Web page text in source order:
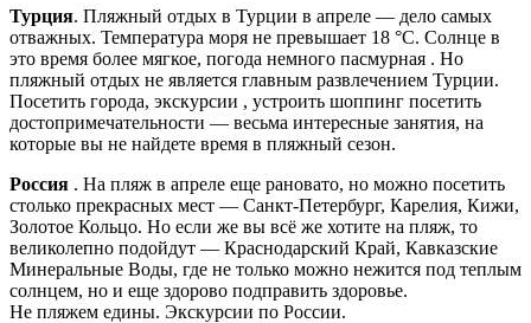
Турция. Пляжный отдых в Турции в апреле — дело самых
отважных. Температура моря не превышает 18 °C. Солнце в
это время более мягкое, погода немного пасмурная . Но
пляжный отдых не является главным развлечением Турции.
Посетить города, экскурсии , устроить шоппинг посетить
достопримечательности — весьма интересные занятия, на
которые вы не найдете время в пляжный сезон.
Россия . На пляж в апреле еще рановато, но можно посетить
столько прекрасных мест — Санкт-Петербург, Карелия, Кижи,
Золотое Кольцо. Но если же вы всё же хотите на пляж, то
великолепно подойдут — Краснодарский Край, Кавказские
Минеральные Воды, где не только можно нежится под теплым
солнцем, но и еще здорово подправить здоровье.
Не пляжем едины. Экскурсии по России.